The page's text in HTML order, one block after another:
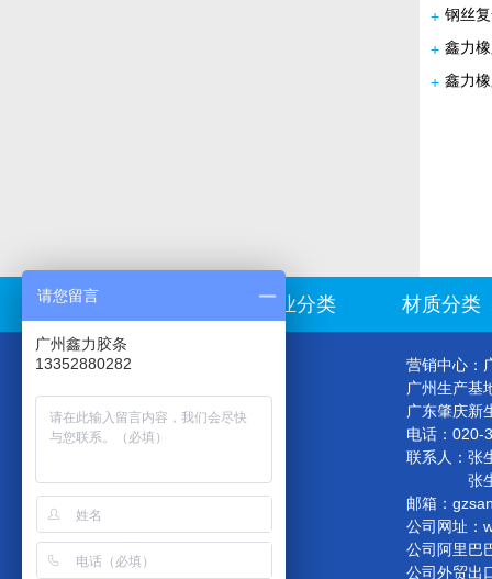
+ 钢丝
+ 鑫力
+ 鑫力
行业分类 材质分类
营销中心：
广州生产基
广东肇庆新
电话：
联系人： 张
张生：
邮箱：
公司网址：
公司阿里巴
公司外贸出
请您留言
广州鑫力胶条
13352880282